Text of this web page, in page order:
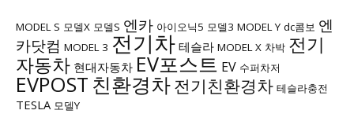
MODEL S 모델X 모델S 엔카 아이오닉5 모델3 MODEL Y dc콤보 엔
카닷컴 MODEL 3 전기차 테슬라 MODEL X 차박 전기
자동차 현대자동차 EV포스트 EV 수퍼차저
EVPOST 친환경차전기친환경차 테슬라충전
TESLA 모델Y